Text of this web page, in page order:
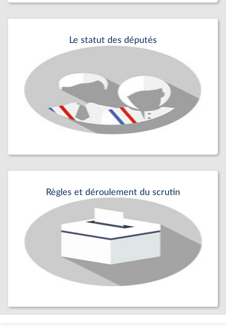
Le statut des députés
Règles et déroulement du scrutin